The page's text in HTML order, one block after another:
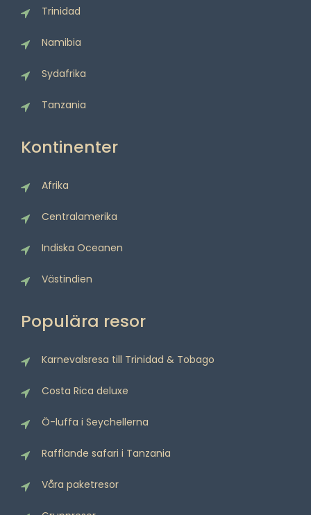
Trinidad
Namibia
Sydafrika
Tanzania
Kontinenter
Afrika
Centralamerika
Indiska Oceanen
Västindien
Populära resor
Karnevalsresa till Trinidad & Tobago
Costa Rica deluxe
Ö-luffa i Seychellerna
Rafflande safari i Tanzania
Våra paketresor